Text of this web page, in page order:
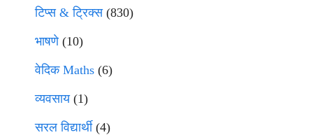
टिप्स & ट्रिक्स(830)
भाषणे(10)
वेदिक Maths (6)
व्यवसाय(1)
सरल विद्यार्थी(4)